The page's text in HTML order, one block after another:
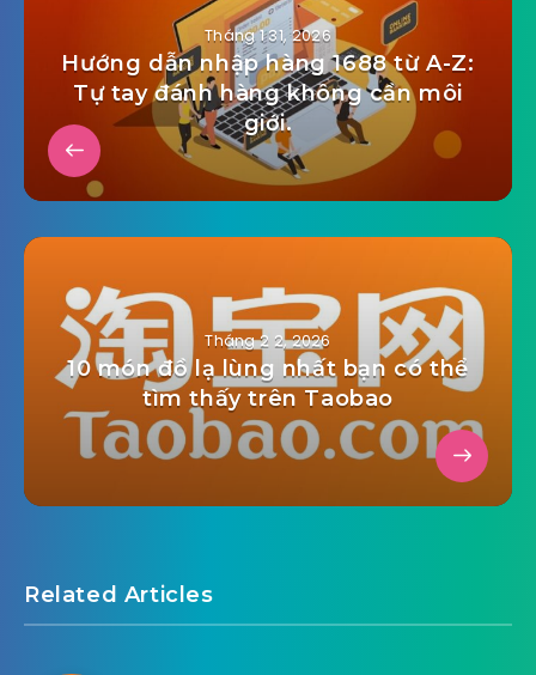
Tháng 1 31, 2026
Hướng dẫn nhập hàng 1688 từ A-Z:
Tự tay đánh hàng không cần môi
giới.
Tháng 2 2, 2026
10 món đồ lạ lùng nhất bạn có thể
tìm thấy trên Taobao
Related Articles